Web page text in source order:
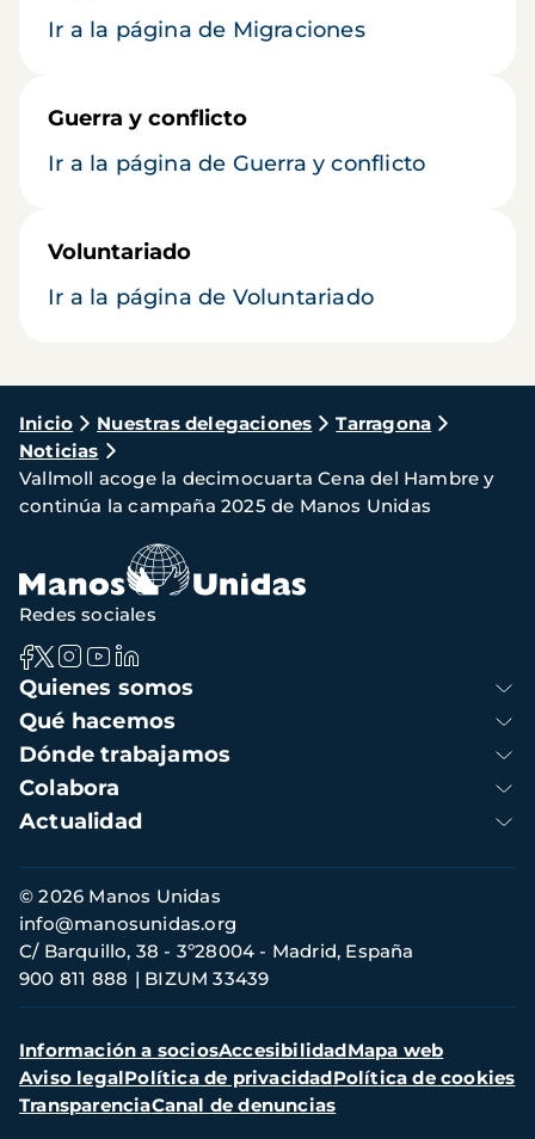
Ir a la página de Migraciones
Guerra y conflicto
Ir a la página de Guerra y conflicto
Voluntariado
Ir a la página de Voluntariado
Ruta
de
navegación
Inicio Nuestras delegaciones
Tarragona
Noticias
Vallmoll acoge la decimocuarta Cena del Hambre y
continúa la campaña 2025 de Manos Unidas
Navegación
principal
Quienes somos
Qué hacemos
Dónde trabajamos
Colabora
Actualidad
Redes sociales
Información
de
contacto
© 2026 Manos Unidas
C/ Barquillo, 38 - 3º28004 - Madrid, España
900 811 888
BIZUM 33439
info@manosunidas.org
Menú
secundario
Información a sociosAccesibilidadMapa web
Aviso legalPolítica de privacidadPolítica de cookies
TransparenciaCanal de denuncias